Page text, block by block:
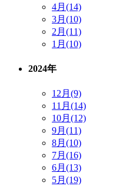
4月(14)
3月(10)
2月(11)
1月(10)
2024年
12月(9)
11月(14)
10月(12)
9月(11)
8月(10)
7月(16)
6月(13)
5月(19)